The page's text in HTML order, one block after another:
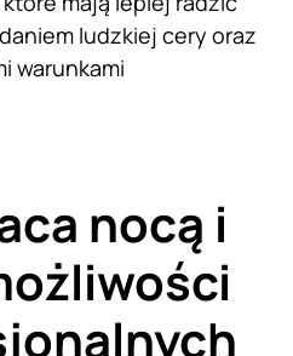
ludzkiej cery oraz
warunkami
nocą i